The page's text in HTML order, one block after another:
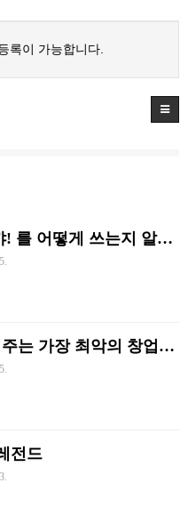
록이 가능합니다.
엄마 요새는 꺄! 를 어떻게 쓰는지 알아?
백종원이 알려주는 가장 최악의 창업과정 .JPG
전드